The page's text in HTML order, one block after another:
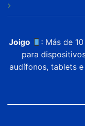
Joigo
: Más de
para
audífonos, tablets